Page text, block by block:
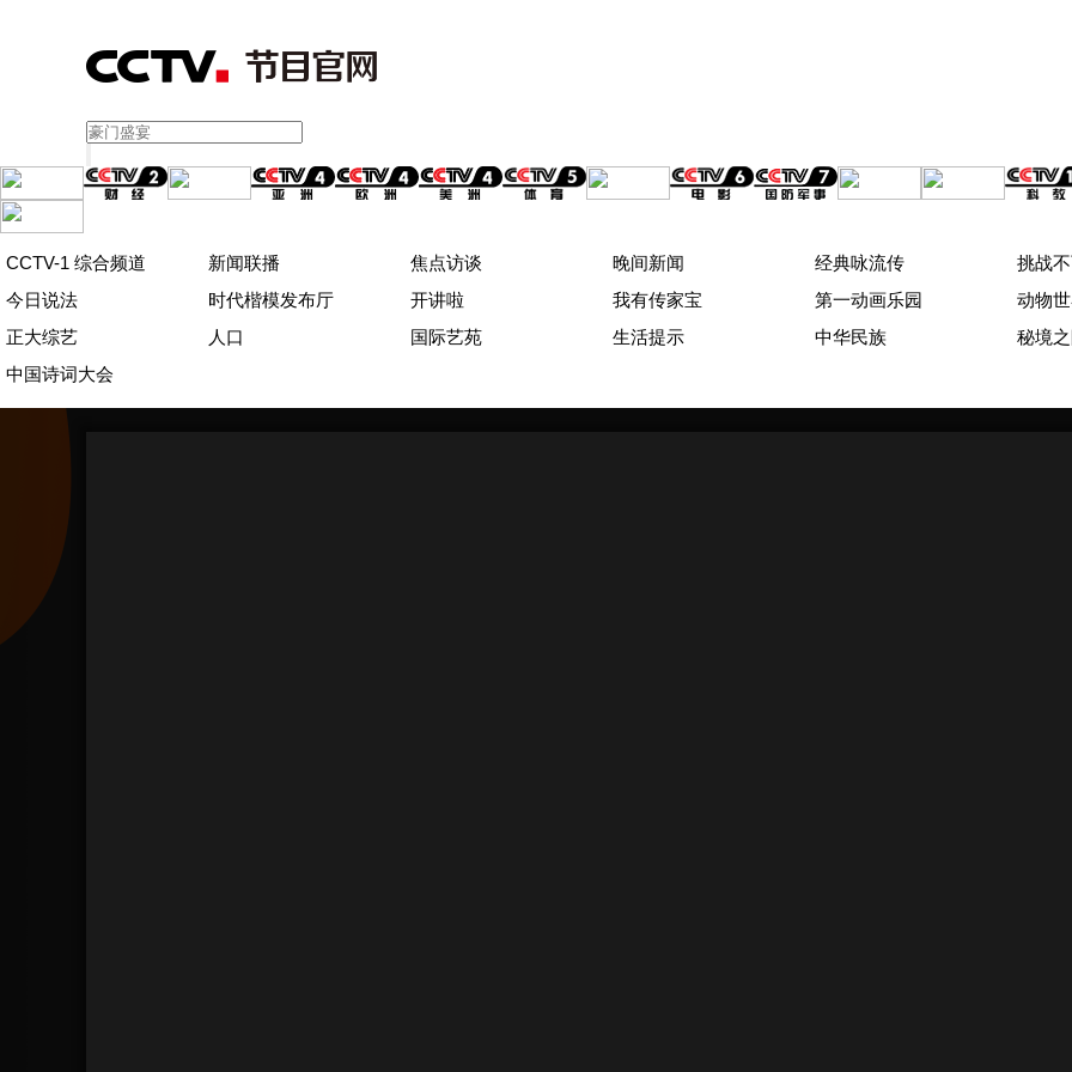
CCTV-1 综合频道 新闻联播 焦点访谈 晚间新闻 经典咏流传 挑战
今日说法
时代楷模发布厅 开讲啦 我有传家宝 第一动画乐园 动物
正大综艺
人口 国际艺苑 生活提示 中华民族 秘境
中国诗词大会